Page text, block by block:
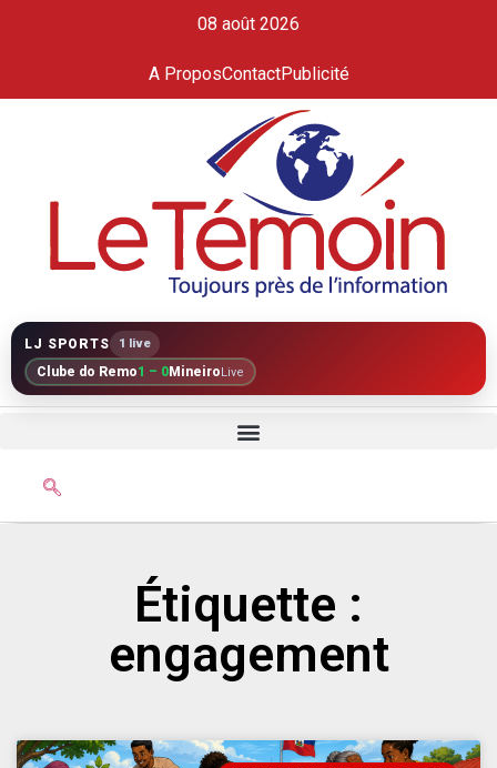
08 août 2026
A ProposContactPublicité
LJ SPORTS 1 live
Clube do Remo1 – 0MineiroLive
Étiquette :
engagement